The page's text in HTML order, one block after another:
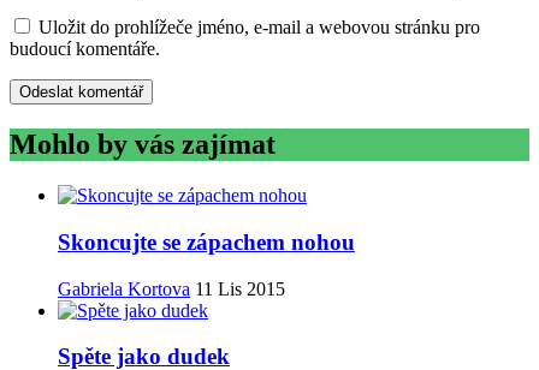
Uložit do prohlížeče jméno, e-mail a webovou stránku pro
budoucí komentáře.
Mohlo by vás zajímat
Skoncujte se zápachem nohou
Gabriela Kortova 11 Lis 2015
Spěte jako dudek